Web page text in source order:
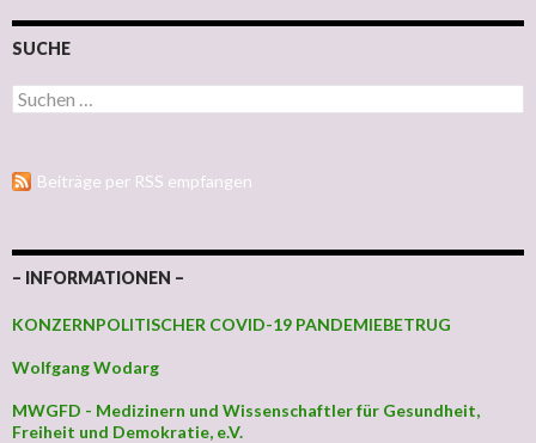
SUCHE
Suchen nach:
Beiträge per RSS empfangen
– INFORMATIONEN –
KONZERNPOLITISCHER COVID-19 PANDEMIEBETRUG
Wolfgang Wodarg
MWGFD - Medizinern und Wissenschaftler für Gesundheit,
Freiheit und Demokratie, e.V.